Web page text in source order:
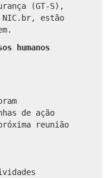
(GT-S),
NIC.br, estão
humanos
de ação
reunião